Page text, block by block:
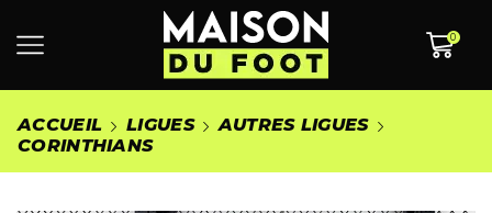
0
ACCUEIL LIGUES
AUTRES LIGUES
CORINTHIANS